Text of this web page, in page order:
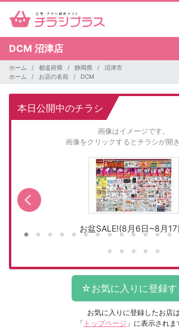
DCM 沼津店
ホーム 都道府県 静岡県
沼津市
ホーム
お店の名前 DCM
本日公開中のチラシ
画像はイメージです。
画像をクリックするとチラシが開き
お盆SALE!(8月6日~8月17
お気に入りに登録したお店は
「 トップページ 」に表示されま